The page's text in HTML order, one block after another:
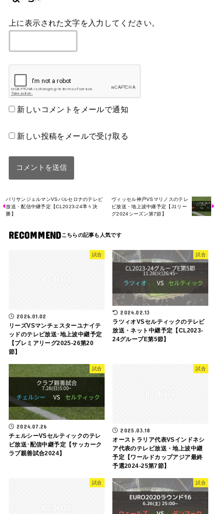
上に表示された文字を入力してください。
新しいコメントをメールで通知
新しい投稿をメールで受け取る
パリサンジェルマンVSバルセロナのテレビ
放送・配信中継予定【CL2023-24準々決
勝】
ヴィッセル神戸VSマリノスのテレ
ビ放送・地上波中継予定【J1リー
グ2024シーズン第7節】
RECOMMEND
試合
2026.01.02
リーズVSマンチェスターユナイテ
ッドのテレビ放送･地上波中継予定
【プレミアリーグ2025-26第20
節】
試合
2024.02.13
ラツィオVSセルティックのテレビ
放送・ネット中継予定【CL2023-
24グループE第5節】
試合
2024.07.26
チェルシーVSセルティックのテレ
ビ放送･配信中継予定【サッカーク
ラブ親善試合2024】
試合
2025.03.18
オーストラリア代表VSインドネシ
ア代表のテレビ放送・地上波中継
予定【ワールドカップアジア最終
予選2024-25第7節】
試合 試合